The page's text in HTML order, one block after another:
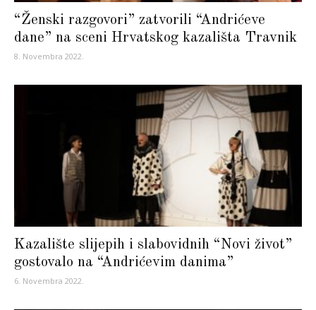
“Ženski razgovori” zatvorili “Andrićeve
dane” na sceni Hrvatskog kazališta Travnik
8. Novembra 2022.
Kazalište slijepih i slabovidnih “Novi život”
gostovalo na “Andrićevim danima”
6. Novembra 2022.